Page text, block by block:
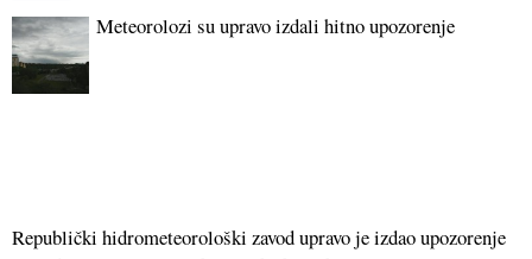
Meteorolozi su upravo izdali hitno upozorenje
Republički hidrometeorološki zavod upravo je izdao upozorenje